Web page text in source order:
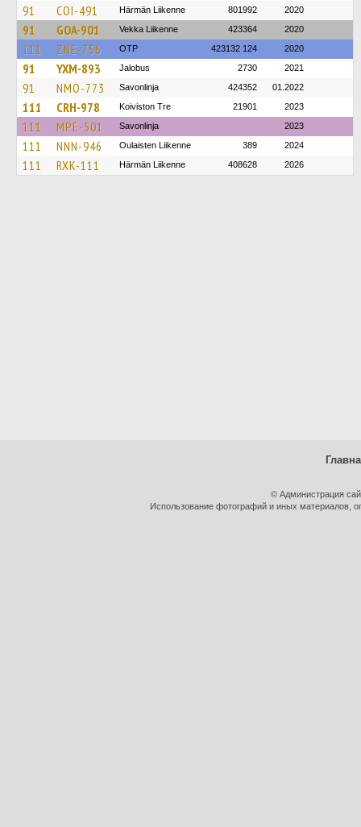
91 COI-491 Härmän Liikenne 801992 2020
91 GOA-901 Vekka Liikenne 423364 2020
111 ZNE-756 OTP 423132 124 2020
91 YXM-893 Jalobus 2730 2021
91 NMO-773 Savonlinja 424352 01.2022
111 CRH-978 Koiviston Tre 21901 2023
111 MPE-501 Savonlinja 2023
111 NNN-946 Oulaisten Liikenne 389 2024
111 RXK-111 Härmän Liikenne 408628 2026
© Администрация
Использование фотографий и иных материалов,